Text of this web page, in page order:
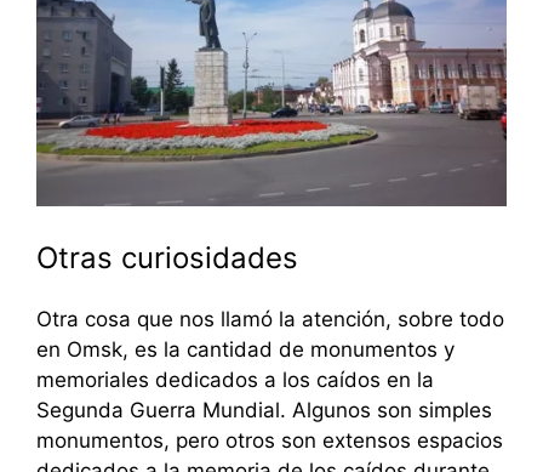
Otras curiosidades
Otra cosa que nos llamó la atención, sobre todo
en Omsk, es la cantidad de monumentos y
memoriales dedicados a los caídos en la
Segunda Guerra Mundial. Algunos son simples
monumentos, pero otros son extensos espacios